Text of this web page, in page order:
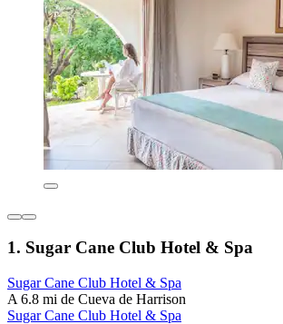
1. Sugar Cane Club Hotel & Spa
Sugar Cane Club Hotel & Spa
A 6.8 mi de Cueva de Harrison
Sugar Cane Club Hotel & Spa